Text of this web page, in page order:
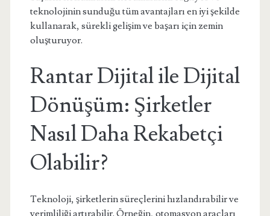
teknolojinin sunduğu tüm avantajları en iyi şekilde
kullanarak, sürekli gelişim ve başarı için zemin
oluşturuyor.
Rantar Dijital ile Dijital
Dönüşüm: Şirketler
Nasıl Daha Rekabetçi
Olabilir?
Teknoloji, şirketlerin süreçlerini hızlandırabilir ve
verimliliği artırabilir. Örneğin, otomasyon araçları